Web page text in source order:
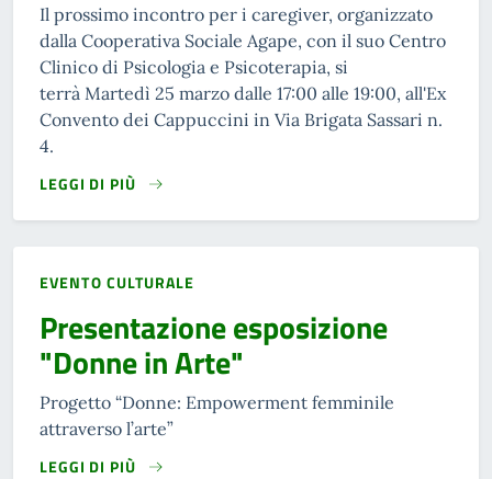
Il prossimo incontro per i caregiver, organizzato
dalla Cooperativa Sociale Agape, con il suo Centro
Clinico di Psicologia e Psicoterapia, si
terrà Martedì 25 marzo dalle 17:00 alle 19:00, all'Ex
Convento dei Cappuccini in Via Brigata Sassari n.
4.
LEGGI DI PIÙ
EVENTO CULTURALE
Presentazione esposizione
"Donne in Arte"
Progetto “Donne: Empowerment femminile
attraverso l’arte”
LEGGI DI PIÙ